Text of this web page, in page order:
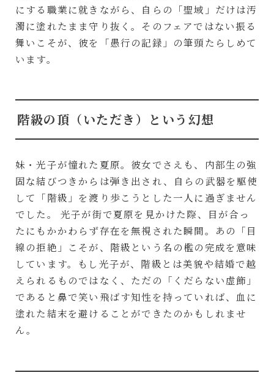
にする職業に就きながら、自らの「聖域」だけは汚
濁に塗れたまま守り抜く。そのフェアではない振る
舞いこそが、彼を「愚行の記録」の筆頭たらしめて
います。
階級の頂（いただき）という幻想
妹・光子が憧れた夏原。彼女でさえも、内部生の強
固な結びつきからは弾き出され、自らの武器を駆使
して「階級」を渡り歩こうとした一人に過ぎません
でした。 光子が街で夏原を見かけた際、目が合っ
たにもかかわらず存在を無視された瞬間。あの「目
線の拒絶」こそが、階級という名の檻の完成を意味
しています。もし光子が、階級とは美貌や結婚で越
えられるものではなく、ただの「くだらない虚飾」
であると鼻で笑い飛ばす知性を持っていれば、血に
塗れた結末を避けることができたのかもしれませ
ん。